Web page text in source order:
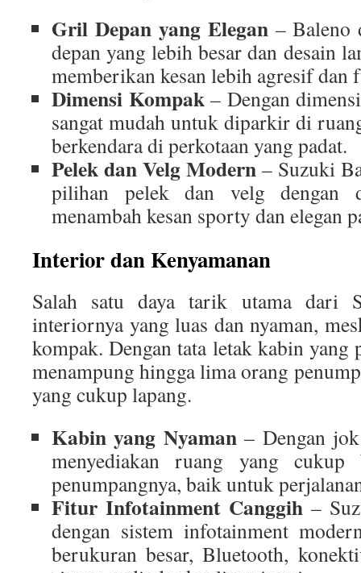
Gril Depan yang Elegan– Baleno
depan yang lebih besar dan desain
memberikan kesan lebih agresif
Dimensi Kompak– Dengan
sangat mudah untuk diparkir di
berkendara di perkotaan yang padat.
Pelek dan Velg Modern – Suzuki
pilihan pelek dan velg dengan
menambah kesan sporty dan elegan
Interior dan Kenyamanan
Salah satu daya tarik utama dari
interiornya yang luas dan nyaman,
kompak. Dengan tata letak kabin
menampung hingga lima orang
yang cukup lapang.
Kabin yang Nyaman– Dengan jok
menyediakan ruang yang cukup
penumpangnya, baik untuk
Fitur Infotainment Canggih –
dengan sistem infotainment
berukuran besar, Bluetooth,